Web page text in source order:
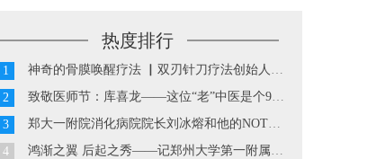
热度排行
1 神奇的骨膜唤醒疗法 ▏双刃针刀疗法创始人陈振华...
2 致敬医师节：库喜龙——这位“老”中医是个90后...
3 郑大一附院消化病院院长刘冰熔和他的NOTES技术...
4 鸿渐之翼 后起之秀——记郑州大学第一附属医院胃肠外科副主...